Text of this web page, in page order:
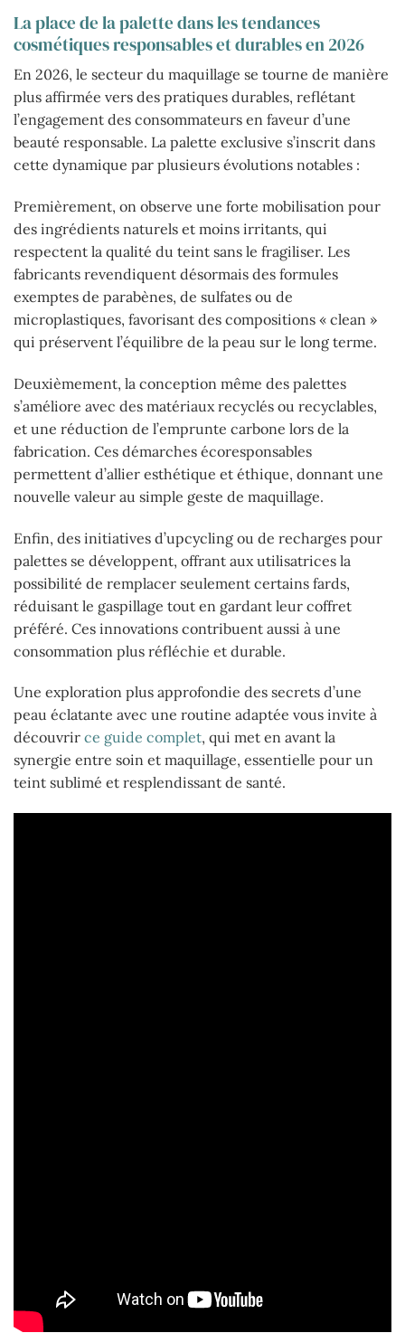
La place de la palette dans les tendances
cosmétiques responsables et durables en 2026
En 2026, le secteur du maquillage se tourne de manière
plus affirmée vers des pratiques durables, reflétant
l’engagement des consommateurs en faveur d’une
beauté responsable. La palette exclusive s’inscrit dans
cette dynamique par plusieurs évolutions notables :
Premièrement, on observe une forte mobilisation pour
des ingrédients naturels et moins irritants, qui
respectent la qualité du teint sans le fragiliser. Les
fabricants revendiquent désormais des formules
exemptes de parabènes, de sulfates ou de
microplastiques, favorisant des compositions « clean »
qui préservent l’équilibre de la peau sur le long terme.
Deuxièmement, la conception même des palettes
s’améliore avec des matériaux recyclés ou recyclables,
et une réduction de l’emprunte carbone lors de la
fabrication. Ces démarches écoresponsables
permettent d’allier esthétique et éthique, donnant une
nouvelle valeur au simple geste de maquillage.
Enfin, des initiatives d’upcycling ou de recharges pour
palettes se développent, offrant aux utilisatrices la
possibilité de remplacer seulement certains fards,
réduisant le gaspillage tout en gardant leur coffret
préféré. Ces innovations contribuent aussi à une
consommation plus réfléchie et durable.
Une exploration plus approfondie des secrets d’une
peau éclatante avec une routine adaptée vous invite à
découvrir ce guide complet, qui met en avant la
synergie entre soin et maquillage, essentielle pour un
teint sublimé et resplendissant de santé.